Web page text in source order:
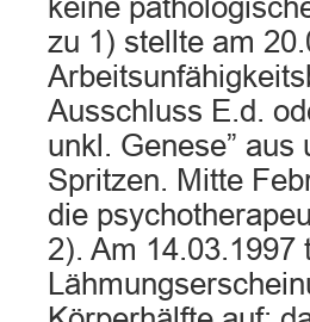
keine
zu 1) stellte am
Ausschluss E.d.
unkl. Genese”
Spritzen. Mitte
die
2). Am 14.03.1997